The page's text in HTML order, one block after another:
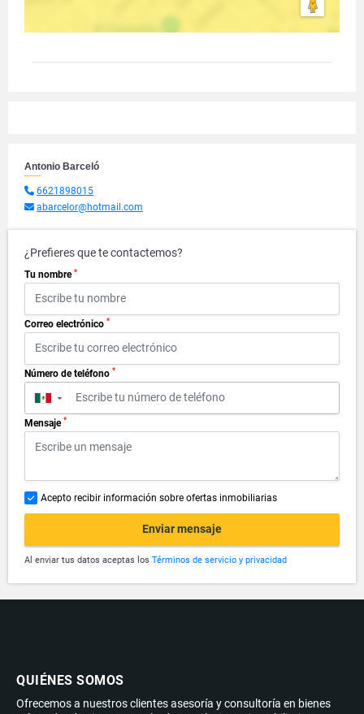
Antonio Barceló
6621898015
abarcelor@hotmail.com
¿Prefieres que te contactemos?
Tu nombre *
Correo electrónico *
Número de teléfono *
▼
Mensaje *
Acepto recibir información sobre ofertas inmobiliarias
Enviar mensaje
Al enviar tus datos aceptas los Términos de servicio y privacidad
QUIÉNES SOMOS
Ofrecemos a nuestros clientes asesoría y consultoría en bienes